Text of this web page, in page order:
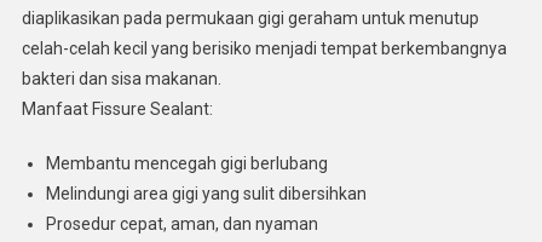
diaplikasikan pada permukaan gigi geraham untuk menutup
celah-celah kecil yang berisiko menjadi tempat berkembangnya
bakteri dan sisa makanan.
Manfaat Fissure Sealant:
Membantu mencegah gigi berlubang
Melindungi area gigi yang sulit dibersihkan
Prosedur cepat, aman, dan nyaman